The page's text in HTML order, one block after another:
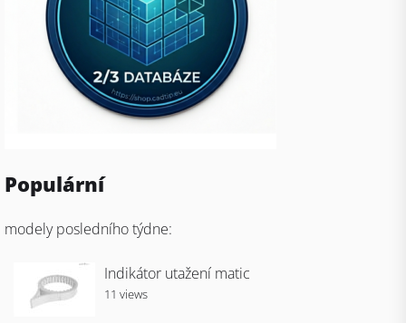
Populární
modely posledního týdne:
Indikátor utažení matic
11 views